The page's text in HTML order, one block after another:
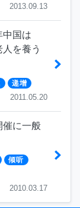
2013.09.13
中国は
を養う
递增
2011.05.20
催に一般
倾听
2010.03.17